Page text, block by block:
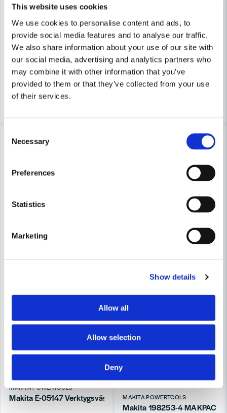
This website uses cookies
We use cookies to personalise content and ads, to
provide social media features and to analyse our traffic.
We also share information about your use of our site with
our social media, advertising and analytics partners who
may combine it with other information that you’ve
provided to them or that they’ve collected from your use
of their services.
Selection
Necessary
Preferences
Statistics
Marketing
Show details
Allow all
Allow selection
Deny
MAKITA POWERTOOLS
Makita 198254-2 MAKPAC 3, Kylväska 11L
1 427 kr
856,2 kr
Finns i Webblager
Köp
MAKITA POWERTOOLS
Makita E-05153 Takläggare/
776 kr
671 kr
Finns i Webblager
MAKITA POWERTOOLS
Makita E-05147 Verktygsväska
-8%
MAKITA POWERTOOLS
Makita 198253-4 MAKPAC 4,
Lagerrensning upp till